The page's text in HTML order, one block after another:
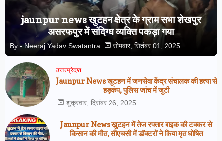
jaunpur news खुटहन क्षेत्र के ग्राम सभा शेखपुर
असरफपुर में संदिग्ध व्यक्ति पकड़ा गया
By - Neeraj Yadav Swatantra सोमवार, सितंबर 01, 2025
उत्तरप्रेदश
Jaunpur News खुटहन में जनसेवा केंद्र संचालक की हत्या से
हड़कंप, पुलिस जांच में जुटी
शुक्रवार, दिसंबर 26, 2025
Jaunpur News खुटहन में तेज रफ्तार बाइक की टक्कर से
किसान की मौत, सीएचसी में डॉक्टरों ने किया मृत घोषित